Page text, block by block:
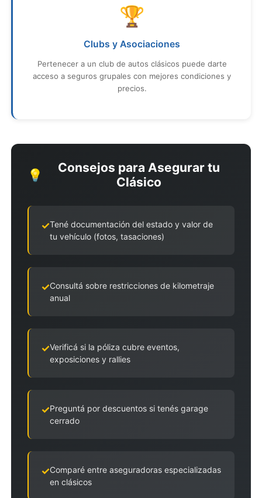
🏆
Clubs y Asociaciones
Pertenecer a un club de autos clásicos puede darte
acceso a seguros grupales con mejores condiciones y
precios.
💡
Consejos para Asegurar tu
Clásico
Tené documentación del estado y valor de
tu vehículo (fotos, tasaciones)
Consultá sobre restricciones de kilometraje
anual
Verificá si la póliza cubre eventos,
exposiciones y rallies
Preguntá por descuentos si tenés garage
cerrado
Comparé entre aseguradoras especializadas
en clásicos